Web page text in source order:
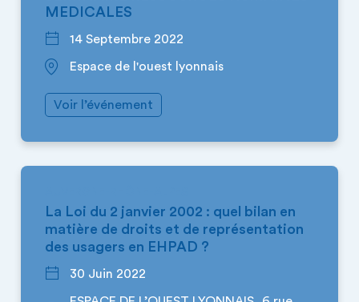
MEDICALES
14 Septembre 2022
Espace de l'ouest lyonnais
Voir l’événement
La Loi du 2 janvier 2002 : quel bilan en
matière de droits et de représentation
des usagers en EHPAD ?
30 Juin 2022